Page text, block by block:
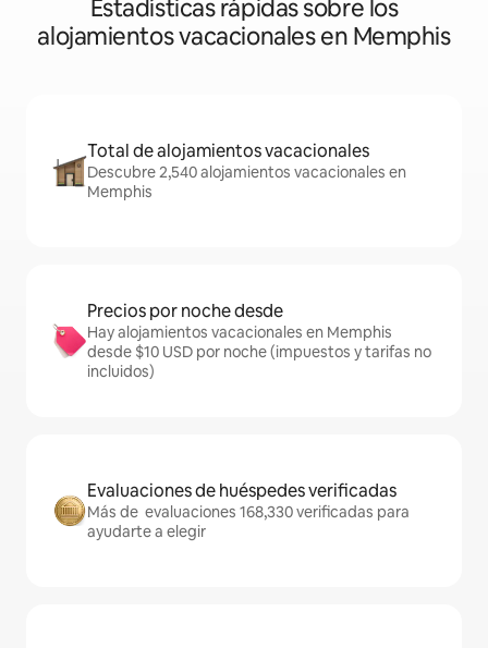
Estadísticas rápidas sobre los
alojamientos vacacionales en Memphis
Total de alojamientos vacacionales
Descubre 2,540 alojamientos vacacionales en
Memphis
Precios por noche desde
Hay alojamientos vacacionales en Memphis
desde $10 USD por noche (impuestos y tarifas no
incluidos)
Evaluaciones de huéspedes verificadas
Más de evaluaciones 168,330 verificadas para
ayudarte a elegir